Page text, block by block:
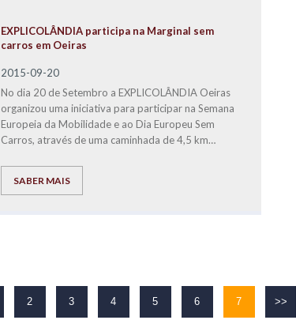
EXPLICOLÂNDIA participa na Marginal sem
carros em Oeiras
2015-09-20
No dia 20 de Setembro a EXPLICOLÂNDIA Oeiras
organizou uma iniciativa para participar na Semana
Europeia da Mobilidade e ao Dia Europeu Sem
Carros, através de uma caminhada de 4,5 km
SABER MAIS
2 3 4 5 6 7 >>